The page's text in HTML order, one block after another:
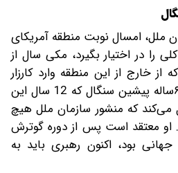
ملل، امسال نوبت منطقه آمریکای
را در اختیار بگیرد، مکی سال از
خارج از این منطقه وارد کارزار
شده است. رئیس‌جمهور ۶۴‌ساله پیشین سنگال که 12 سال این
می‌کند که منشور سازمان ملل هیچ
او معتقد است پس از دوره گوترش
جهانی بود، اکنون رهبری باید به